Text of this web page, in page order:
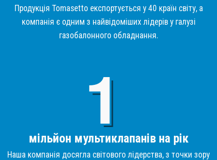
Продукція Tomasetto експортується у 40 країн світу, а
компанія є одним з найвідоміших лідерів у галузі
газобалонного обладнання.
мільйон мультиклапанів на рік
Наша компанія досягла світового лідерства, з точки зору